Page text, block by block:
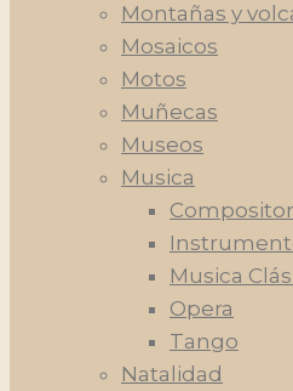
Montañas y
Mosaicos
Motos
Muñecas
Museos
Musica
Musica
Opera
Tango
Natalidad